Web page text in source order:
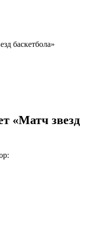
баскетбола»
«Матч звезд